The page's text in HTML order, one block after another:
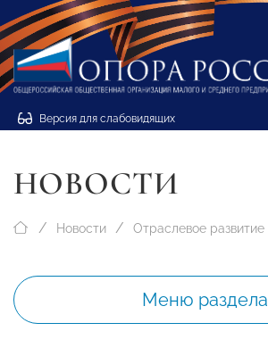
Версия для слабовидящих
НОВОСТИ
Новости Отраслевое развитие
Меню раздела